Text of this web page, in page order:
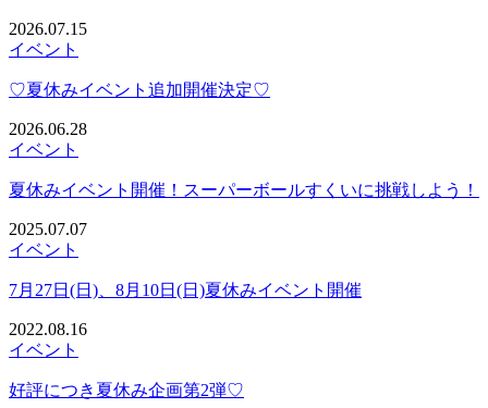
2026.07.15
イベント
♡夏休みイベント追加開催決定♡
2026.06.28
イベント
夏休みイベント開催！スーパーボールすくいに挑戦しよう！
2025.07.07
イベント
7月27日(日)、8月10日(日)夏休みイベント開催
2022.08.16
イベント
好評につき夏休み企画第2弾♡